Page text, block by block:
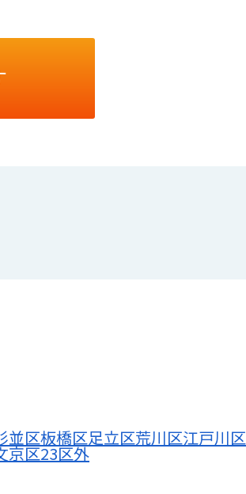
並区板橋区足立区荒川区江戸川区
京区23区外